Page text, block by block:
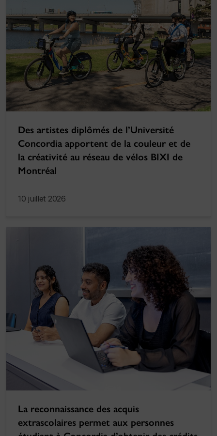
Des artistes diplômés de l’Université
Concordia apportent de la couleur et de
la créativité au réseau de vélos BIXI de
Montréal
10 juillet 2026
La reconnaissance des acquis
extrascolaires permet aux personnes